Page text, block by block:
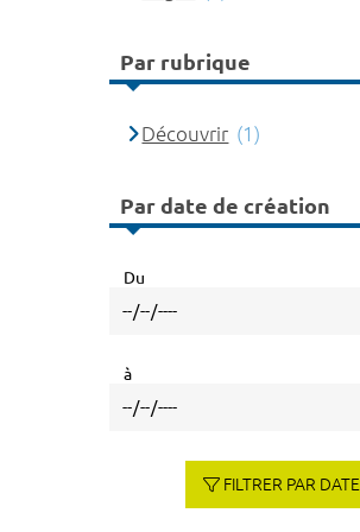
Par rubrique
Découvrir (1)
Par date de création
Du
à
FILTRER PAR DATE